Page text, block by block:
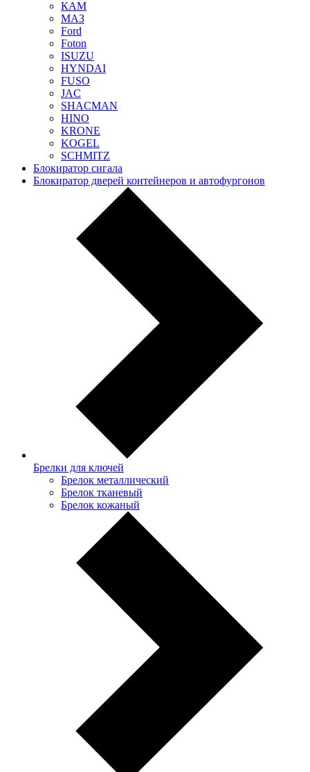
КАМ
МАЗ
Ford
Foton
ISUZU
HYNDAI
FUSO
JAC
SHACMAN
HINO
KRONE
KOGEL
SCHMITZ
Блокиратор сигала
Блокиратор дверей контейнеров и автофургонов
Брелки для ключей
Брелок металлический
Брелок тканевый
Брелок кожаный